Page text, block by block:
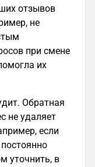
отзывов
не
при смене
их
Обратная
не удаляет
если
уточнить, в